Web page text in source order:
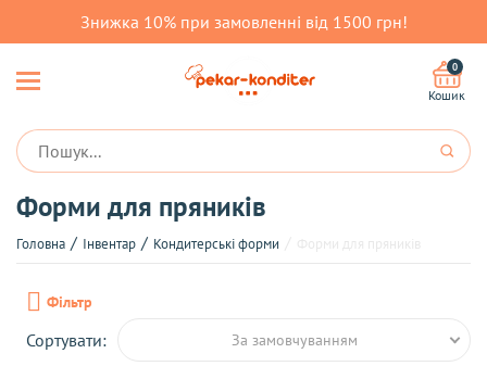
Знижка 10% при замовленні від 1500 грн!
0
Кошик
Форми для пряників
Головна Інвентар Кондитерські форми
Фільтр
Сортувати: За замовчуванням